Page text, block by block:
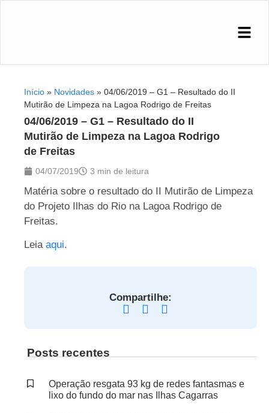
Início » Novidades » 04/06/2019 – G1 – Resultado do II
Mutirão de Limpeza na Lagoa Rodrigo de Freitas
04/06/2019 – G1 – Resultado do II
Mutirão de Limpeza na Lagoa Rodrigo
de Freitas
04/07/2019 3 min de leitura
Matéria sobre o resultado do II Mutirão de Limpeza
do Projeto Ilhas do Rio na Lagoa Rodrigo de
Freitas.
Leia aqui.
Compartilhe:
Posts recentes
Operação resgata 93 kg de redes fantasmas e
lixo do fundo do mar nas Ilhas Cagarras